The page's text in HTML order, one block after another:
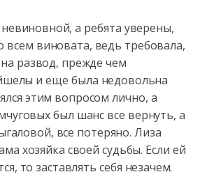
невиновной, а ребята уверены,
всем виновата, ведь требовала,
развод, прежде чем
и еще была недовольна
этим вопросом лично, а
был шанс все вернуть, а
все потеряно. Лиза
хозяйка своей судьбы. Если ей
то заставлять себя незачем.